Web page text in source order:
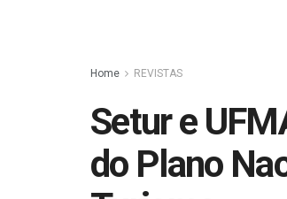
Home REVISTAS
Setur e
do Plano